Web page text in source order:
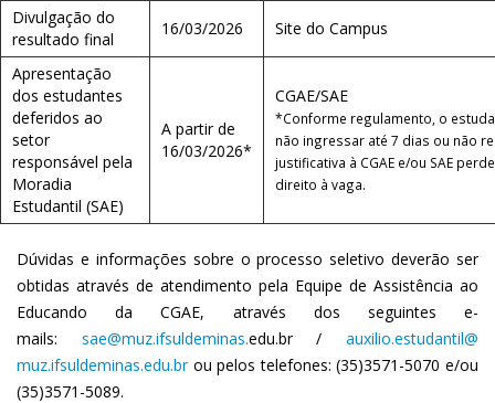
Divulgação do
resultado final
16/03/2026 Site do Campus
Apresentação
dos estudantes
deferidos ao
setor
responsável pela
Moradia
Estudantil (SAE)
A partir de
16/03/2026*
CGAE/SAE
*Conforme regulamento, o
não ingressar até 7 dias ou não
justificativa à CGAE e/ou SAE
direito à vaga.
Dúvidas e informações sobre o processo seletivo deverão ser
obtidas através de atendimento pela Equipe de Assistência ao
Educando da CGAE, através dos seguintes e-
mails: sae@muz.ifsuldeminas.edu.br /auxilio.estudantil@
muz.ifsuldeminas.edu.brou pelos telefones: (35)3571-5070 e/ou
(35)3571-5089.